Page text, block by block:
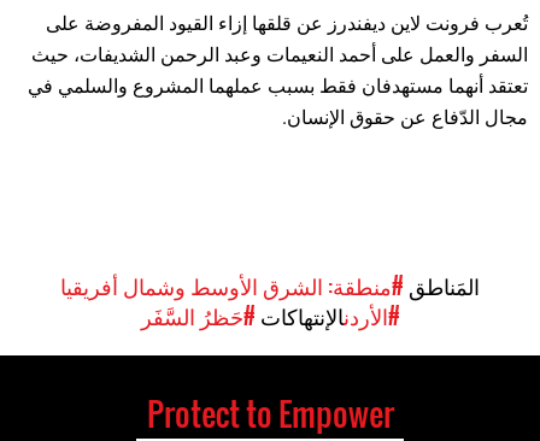
تُعرب فرونت لاين ديفندرز عن قلقها إزاء القيود المفروضة على
السفر والعمل على أحمد النعيمات وعبد الرحمن الشديفات، حيث
تعتقد أنهما مستهدفان فقط بسبب عملهما المشروع والسلمي في
مجال الدّفاع عن حقوق الإنسان.
المَناطق #منطقة: الشرق الأوسط وشمال أفريقيا
#الأردنالإنتهاكات #حَظرُ السَّفَر
Protect to Empower